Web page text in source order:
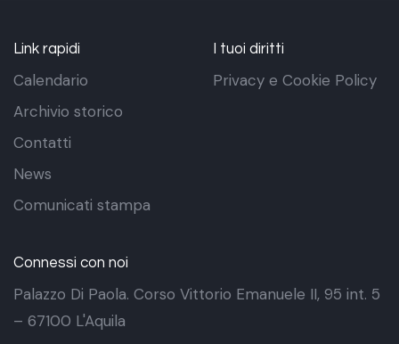
Link rapidi
Calendario
Archivio storico
Contatti
News
Comunicati stampa
I tuoi diritti
Privacy e Cookie Policy
Connessi con noi
Palazzo Di Paola. Corso Vittorio Emanuele II, 95 int. 5
– 67100 L'Aquila